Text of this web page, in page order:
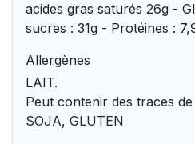
acides gras saturés 26g -
sucres : 31g - Protéines :
Allergènes
LAIT.
Peut contenir des traces
SOJA, GLUTEN